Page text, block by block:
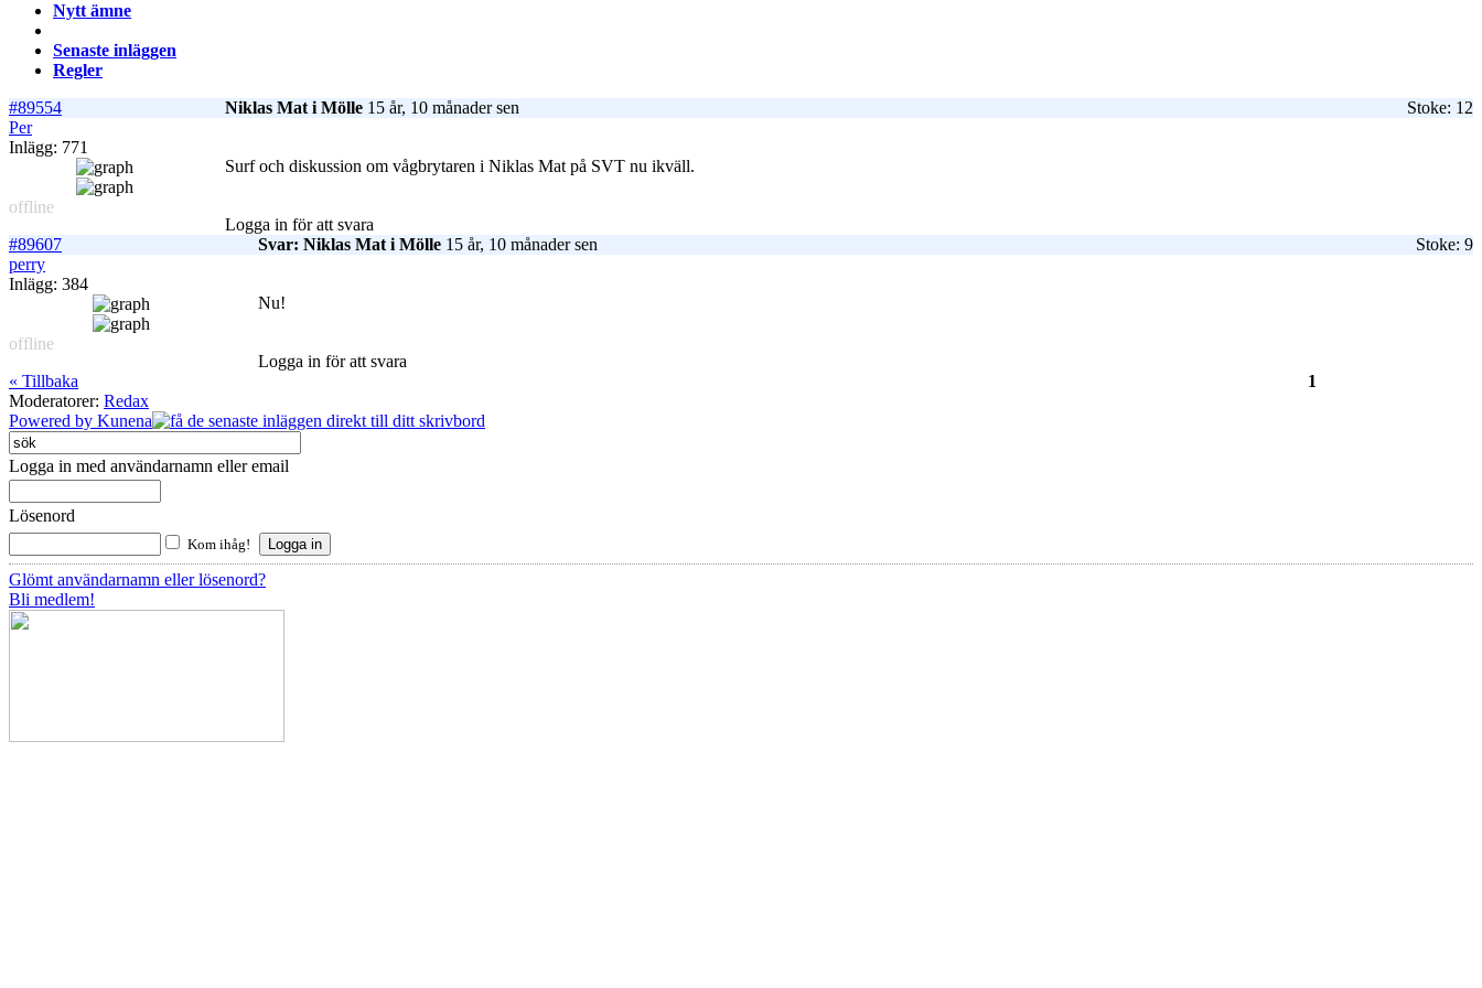
Nytt ämne
Senaste inläggen
Regler
#89554
Niklas Mat i Mölle 15 år, 10 månader sen
Stoke: 12
Per
Inlägg: 771
offline
Surf och diskussion om vågbrytaren i Niklas Mat på SVT nu ikväll.
Logga in för att svara
#89607
Svar: Niklas Mat i Mölle 15 år, 10 månader sen
Stoke: 9
perry
Inlägg: 384
offline
Nu!
Logga in för att svara
« Tillbaka
1
Moderatorer: Redax
Powered by Kunena
Logga in med användarnamn eller email
Lösenord
Kom ihåg!
Glömt användarnamn eller lösenord?
Bli medlem!